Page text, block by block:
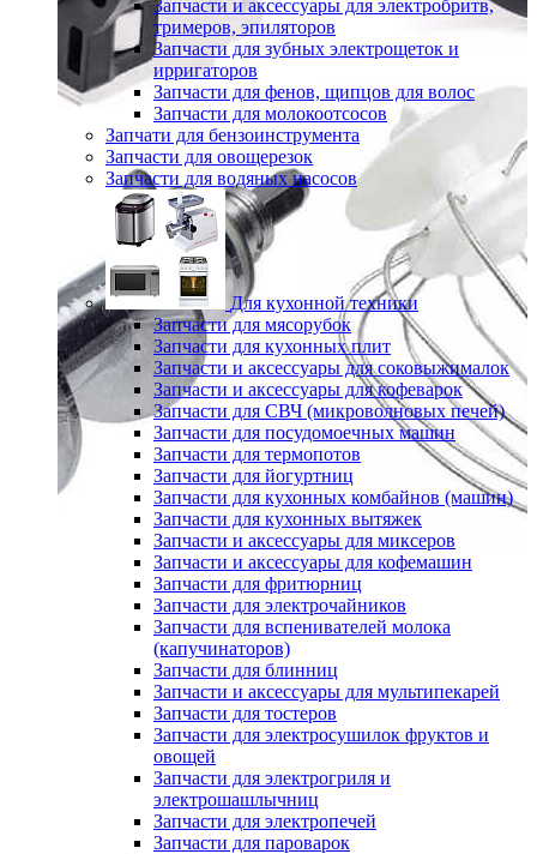
Запчасти и аксессуары для электробритв,
тримеров, эпиляторов
Запчасти для зубных электрощеток и
ирригаторов
Запчасти для фенов, щипцов для волос
Запчасти для молокоотсосов
Запчати для бензоинструмента
Запчасти для овощерезок
Запчасти для водяных насосов
Для кухонной техники
Запчасти для мясорубок
Запчасти для кухонных плит
Запчасти и аксессуары для соковыжималок
Запчасти и аксессуары для кофеварок
Запчасти для СВЧ (микроволновых печей)
Запчасти для посудомоечных машин
Запчасти для термопотов
Запчасти для йогуртниц
Запчасти для кухонных комбайнов (машин)
Запчасти для кухонных вытяжек
Запчасти и аксессуары для миксеров
Запчасти и аксессуары для кофемашин
Запчасти для фритюрниц
Запчасти для электрочайников
Запчасти для вспенивателей молока
(капучинаторов)
Запчасти для блинниц
Запчасти и аксессуары для мультипекарей
Запчасти для тостеров
Запчасти для электросушилок фруктов и
овощей
Запчасти для электрогриля и
электрошашлычниц
Запчасти для электропечей
Запчасти для пароварок